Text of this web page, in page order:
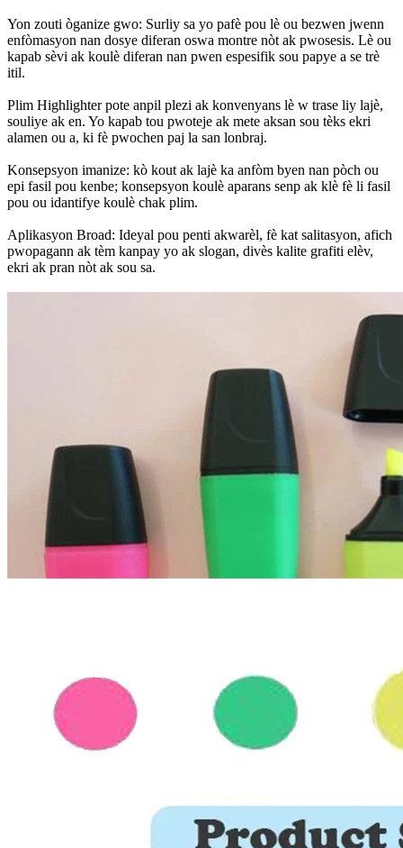
Yon zouti òganize gwo: Surliy sa yo pafè pou lè ou bezwen jwenn
enfòmasyon nan dosye diferan oswa montre nòt ak pwosesis. Lè ou
kapab sèvi ak koulè diferan nan pwen espesifik sou papye a se trè
itil.
Plim Highlighter pote anpil plezi ak konvenyans lè w trase liy lajè,
souliye ak en. Yo kapab tou pwoteje ak mete aksan sou tèks ekri
alamen ou a, ki fè pwochen paj la san lonbraj.
Konsepsyon imanize: kò kout ak lajè ka anfòm byen nan pòch ou
epi fasil pou kenbe; konsepsyon koulè aparans senp ak klè fè li fasil
pou ou idantifye koulè chak plim.
Aplikasyon Broad: Ideyal pou penti akwarèl, fè kat salitasyon, afich
pwopagann ak tèm kanpay yo ak slogan, divès kalite grafiti elèv,
ekri ak pran nòt ak sou sa.